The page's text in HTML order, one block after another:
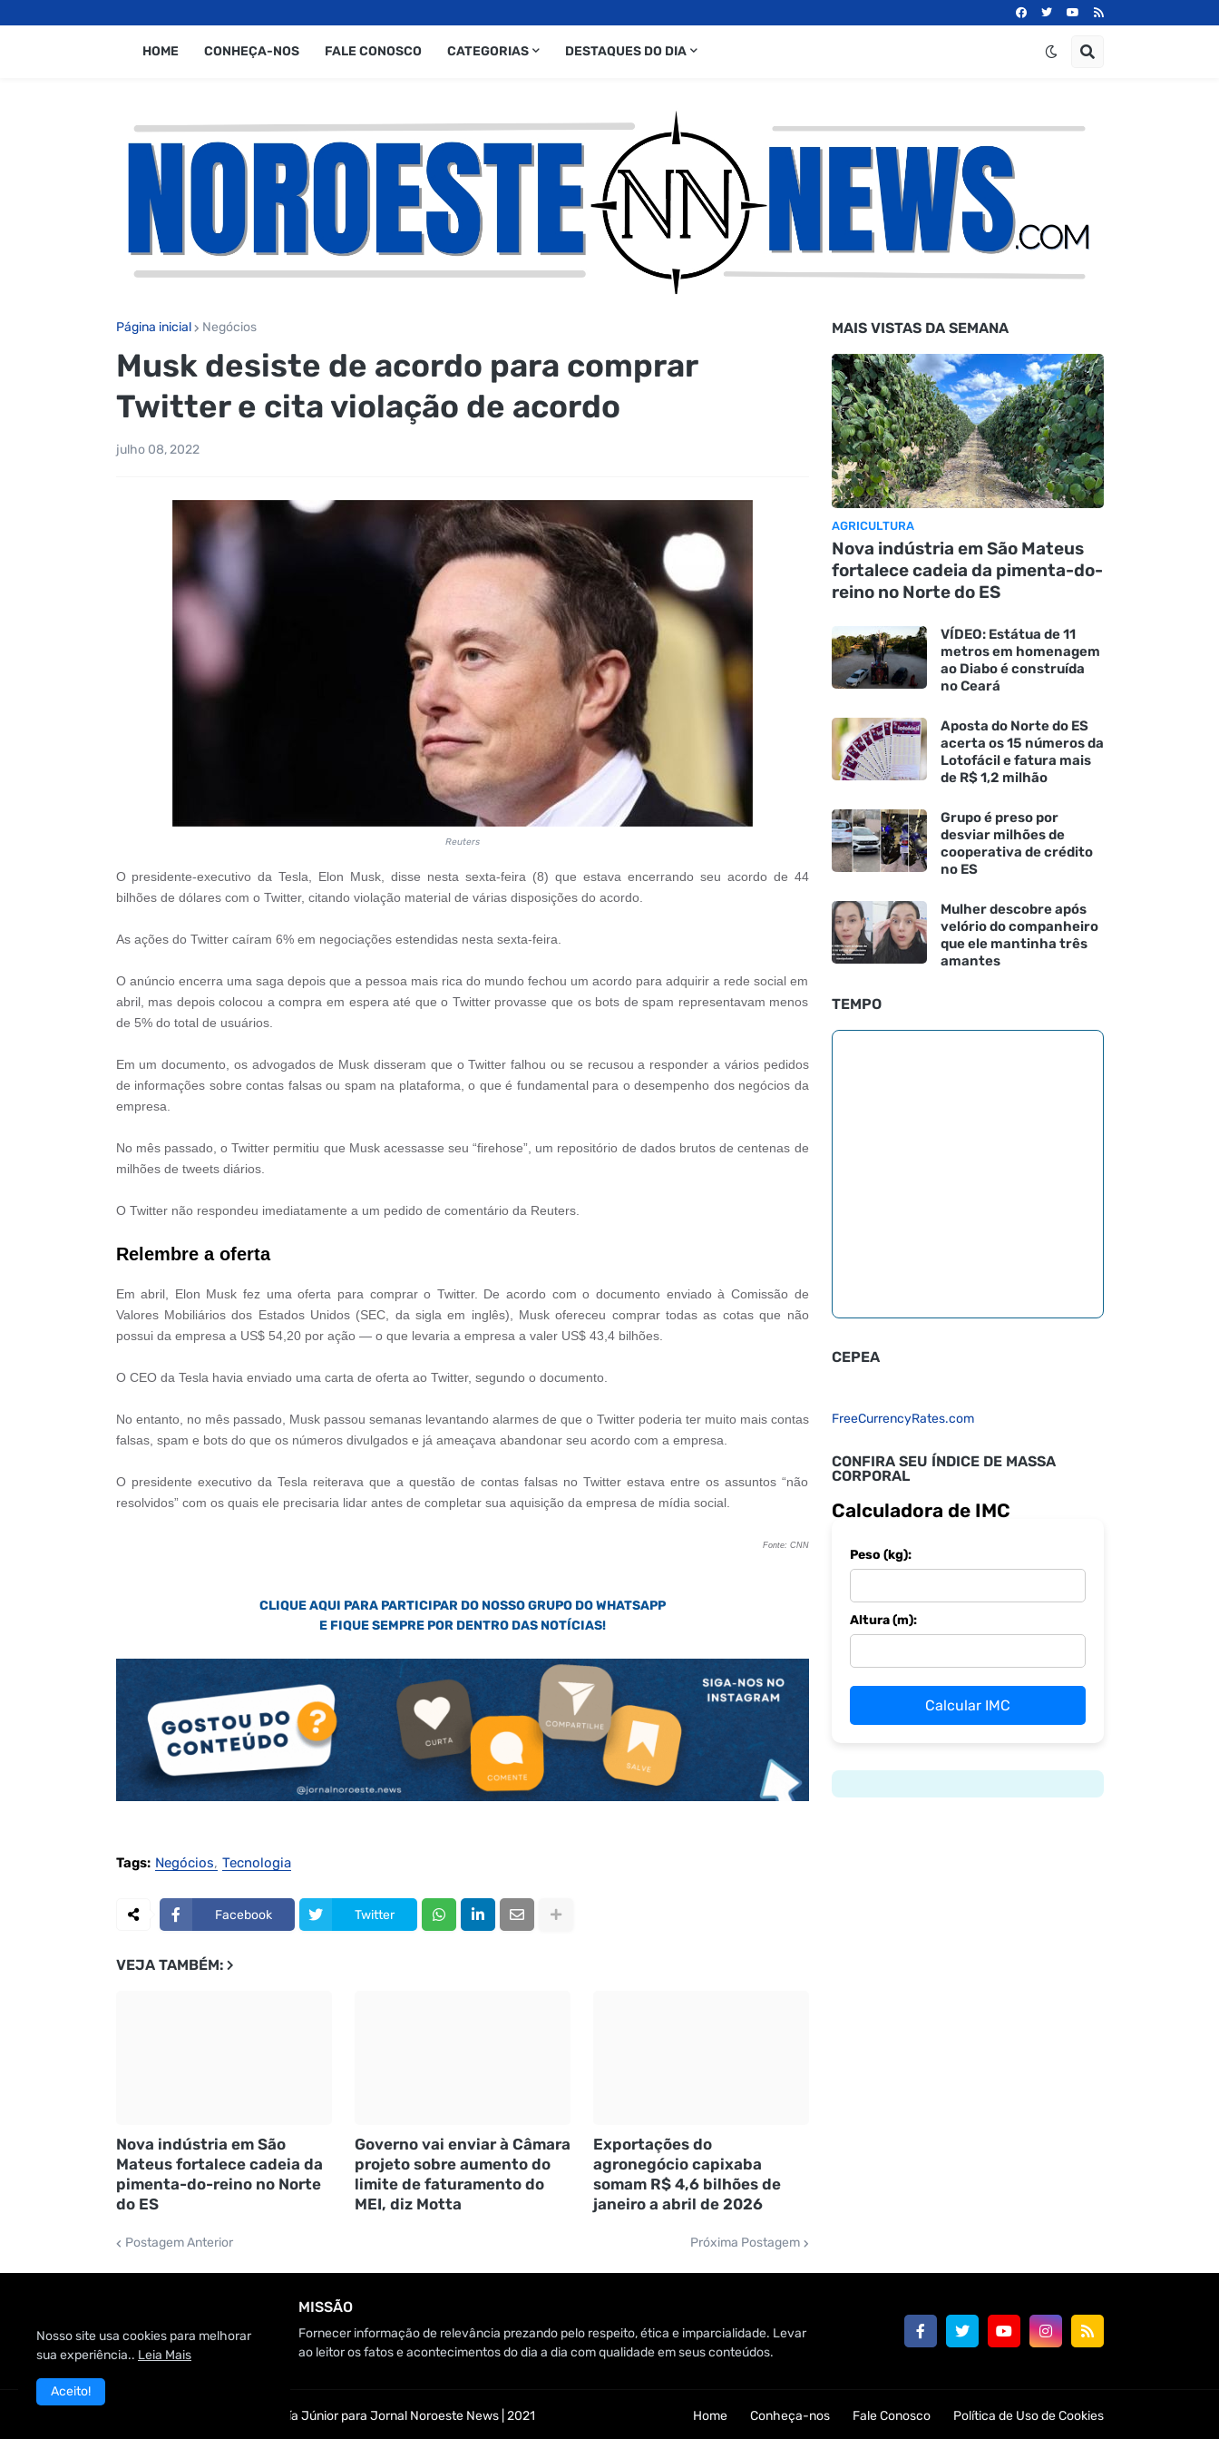
HOME CONHEÇA-NOS FALE CONOSCO CATEGORIAS DESTAQUES DO DIA
Página inicial Negócios
Musk desiste de acordo para comprar
Twitter e cita violação de acordo
julho 08, 2022
Reuters
O presidente-executivo da Tesla, Elon Musk, disse nesta sexta-feira (8) que estava encerrando seu acordo de 44
bilhões de dólares com o Twitter, citando violação material de várias disposições do acordo.
As ações do Twitter caíram 6% em negociações estendidas nesta sexta-feira.
O anúncio encerra uma saga depois que a pessoa mais rica do mundo fechou um acordo para adquirir a rede social em
abril, mas depois colocou a compra em espera até que o Twitter provasse que os bots de spam representavam menos
de 5% do total de usuários.
Em um documento, os advogados de Musk disseram que o Twitter falhou ou se recusou a responder a vários pedidos
de informações sobre contas falsas ou spam na plataforma, o que é fundamental para o desempenho dos negócios da
empresa.
No mês passado, o Twitter permitiu que Musk acessasse seu “firehose”, um repositório de dados brutos de centenas de
milhões de tweets diários.
O Twitter não respondeu imediatamente a um pedido de comentário da Reuters.
Relembre a oferta
Em abril, Elon Musk fez uma oferta para comprar o Twitter. De acordo com o documento enviado à Comissão de
Valores Mobiliários dos Estados Unidos (SEC, da sigla em inglês), Musk ofereceu comprar todas as cotas que não
possui da empresa a US$ 54,20 por ação — o que levaria a empresa a valer US$ 43,4 bilhões.
O CEO da Tesla havia enviado uma carta de oferta ao Twitter, segundo o documento.
No entanto, no mês passado, Musk passou semanas levantando alarmes de que o Twitter poderia ter muito mais contas
falsas, spam e bots do que os números divulgados e já ameaçava abandonar seu acordo com a empresa.
O presidente executivo da Tesla reiterava que a questão de contas falsas no Twitter estava entre os assuntos “não
resolvidos” com os quais ele precisaria lidar antes de completar sua aquisição da empresa de mídia social.
Fonte: CNN
CLIQUE AQUI PARA PARTICIPAR DO NOSSO GRUPO DO WHATSAPP
E FIQUE SEMPRE POR DENTRO DAS NOTÍCIAS!
Tags: Negócios Tecnologia
Facebook Twitter
VEJA TAMBÉM:
Nova indústria em São
Mateus fortalece cadeia da
pimenta-do-reino no Norte
do ES
Governo vai enviar à Câmara
projeto sobre aumento do
limite de faturamento do
MEI, diz Motta
Exportações do
agronegócio capixaba
somam R$ 4,6 bilhões de
janeiro a abril de 2026
Postagem Anterior Próxima Postagem
MAIS VISTAS DA SEMANA
AGRICULTURA
Nova indústria em São Mateus
fortalece cadeia da pimenta-do-
reino no Norte do ES
VÍDEO: Estátua de 11
metros em homenagem
ao Diabo é construída
no Ceará
Aposta do Norte do ES
acerta os 15 números da
Lotofácil e fatura mais
de R$ 1,2 milhão
Grupo é preso por
desviar milhões de
cooperativa de crédito
no ES
Mulher descobre após
velório do companheiro
que ele mantinha três
amantes
TEMPO
CEPEA
FreeCurrencyRates.com
CONFIRA SEU ÍNDICE DE MASSA
CORPORAL
Calculadora de IMC
Peso (kg):
Altura (m):
Calcular IMC
MISSÃO
Fornecer informação de relevância prezando pelo respeito, ética e imparcialidade. Levar
ao leitor os fatos e acontecimentos do dia a dia com qualidade em seus conteúdos.
Customizado por Edmundo Baía Júnior para Jornal Noroeste News | 2021 Home Conheça-nos Fale Conosco Política de Uso de Cookies
Nosso site usa cookies para melhorar
sua experiência.. Leia Mais
Aceito!